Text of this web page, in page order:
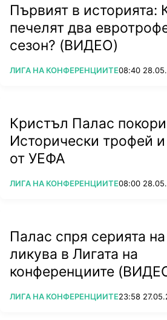
Първият в историята:
печелят два
сезон? (ВИДЕО)
ПОВЕЧЕ ОТ
ЛИГА НА КОНФЕРЕНЦИИТЕ08:40
Кристъл Палас
Исторически трофей
от УЕФА
ПОВЕЧЕ ОТ
ЛИГА НА КОНФЕРЕНЦИИТЕ08:00
Палас спря серията
ликува в Лигата на
конференциите
ПОВЕЧЕ ОТ
ЛИГА НА КОНФЕРЕНЦИИТЕ23:58